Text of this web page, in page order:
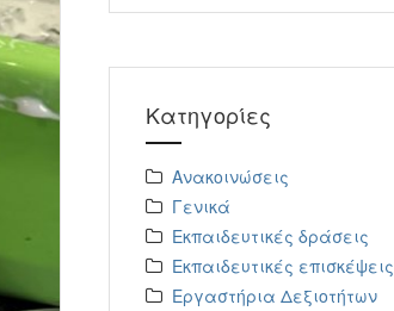
Kατηγορίες
Ανακοινώσεις
Γενικά
Εκπαιδευτικές δράσεις
Εκπαιδευτικές επισκέψεις
Εργαστήρια Δεξιοτήτων